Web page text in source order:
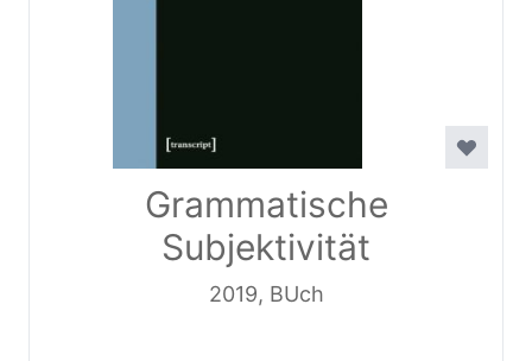
Grammatische
Subjektivität
2019, BUch